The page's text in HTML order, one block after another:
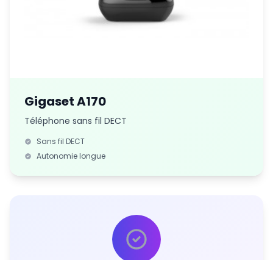
Gigaset A170
Téléphone sans fil DECT
Sans fil DECT
Autonomie longue